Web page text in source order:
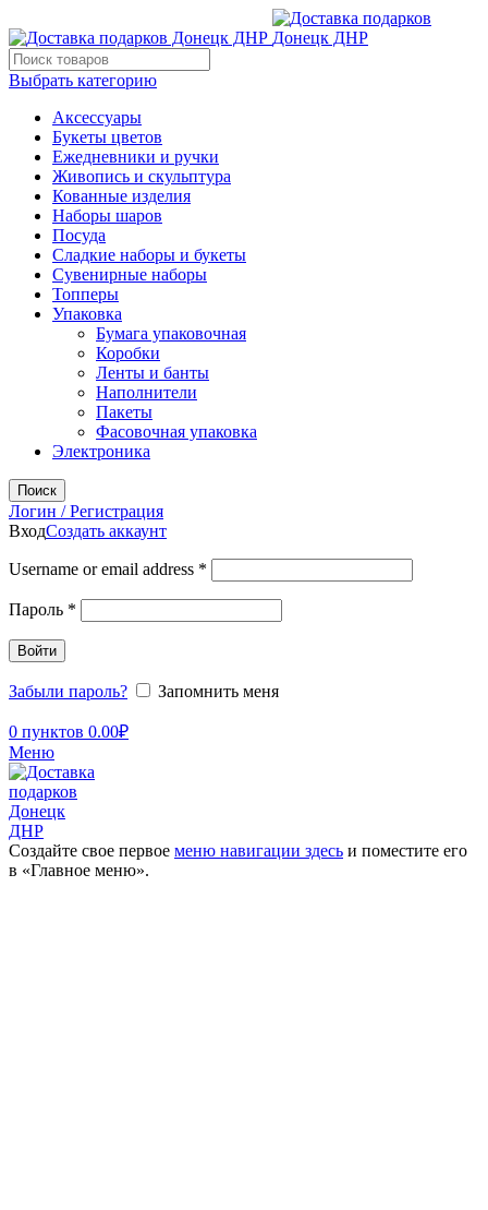
Выбрать категорию
Аксессуары
Букеты цветов
Ежедневники и ручки
Живопись и скульптура
Кованные изделия
Наборы шаров
Посуда
Сладкие наборы и букеты
Сувенирные наборы
Топперы
Упаковка
Бумага упаковочная
Коробки
Ленты и банты
Наполнители
Пакеты
Фасовочная упаковка
Электроника
Поиск
Логин / Регистрация
ВходСоздать аккаунт
Username or email address *
Пароль *
Войти
Забыли пароль? Запомнить меня
0 пунктов 0.00₽
Меню
Создайте свое первое меню навигации здесь и поместите его
в «Главное меню».